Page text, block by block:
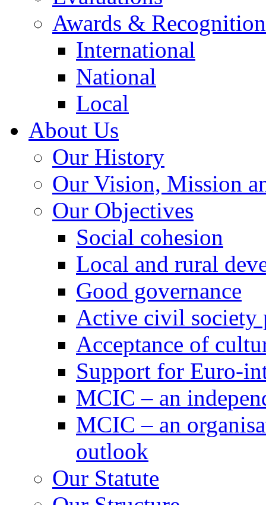
Awards &
International
National
Local
About Us
Our History
Our Vision, Mission
Our Objectives
Social cohesion
Local and rural
Good governance
Active civil society
Acceptance of
Support for Euro-
MCIC – an
MCIC – an
outlook
Our Statute